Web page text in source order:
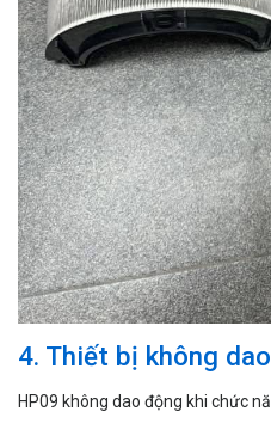
4. Thiết bị không
HP09 không dao động khi chức